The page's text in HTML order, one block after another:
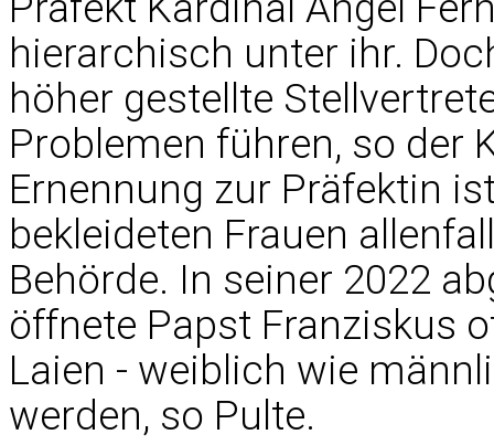
hierarchisch unter ihr.
höher gestellte
Problemen führen, so der
Ernennung zur Präfektin
bekleideten Frauen
Behörde. In seiner 2022
öffnete Papst Franziskus
Laien - weiblich wie
werden, so Pulte.